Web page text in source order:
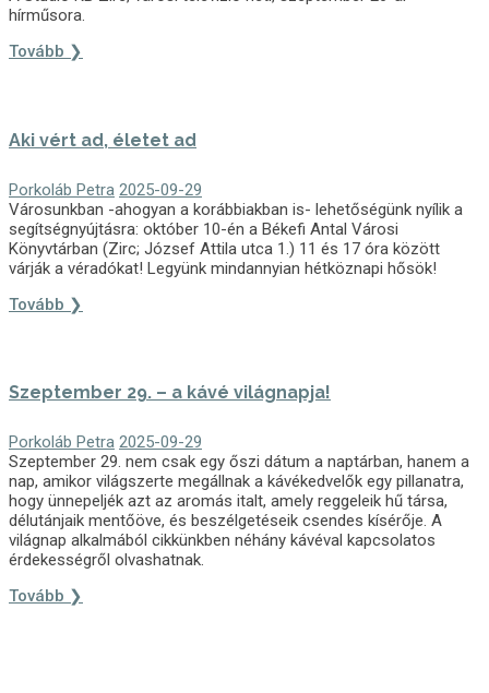
hírműsora.
Tovább ❯
Aki vért ad, életet ad
Porkoláb Petra 2025-09-29
Városunkban -ahogyan a korábbiakban is- lehetőségünk nyílik a
segítségnyújtásra: október 10-én a Békefi Antal Városi
Könyvtárban (Zirc; József Attila utca 1.) 11 és 17 óra között
várják a véradókat! Legyünk mindannyian hétköznapi hősök!
Tovább ❯
Szeptember 29. – a kávé világnapja!
Porkoláb Petra 2025-09-29
Szeptember 29. nem csak egy őszi dátum a naptárban, hanem a
nap, amikor világszerte megállnak a kávékedvelők egy pillanatra,
hogy ünnepeljék azt az aromás italt, amely reggeleik hű társa,
délutánjaik mentőöve, és beszélgetéseik csendes kísérője. A
világnap alkalmából cikkünkben néhány kávéval kapcsolatos
érdekességről olvashatnak.
Tovább ❯